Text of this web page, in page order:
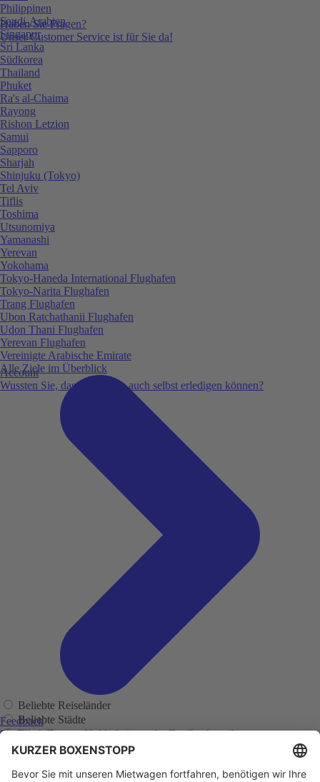
Haben Sie Fragen?
Unser Customer Service ist für Sie da!
Account
Wussten Sie, dass Sie vieles auch selbst erledigen können?
Feedback
Sie haben Fragen, Unklarheiten oder Feedback zu ihrer
zurückliegenden Buchung?
Philippinen
Saudi-Arabien
Singapur
Sri Lanka
Südkorea
Thailand
Phuket
Ra's al-Chaima
Rayong
Rishon Letzion
Samui
Sapporo
Sharjah
Shinjuku (Tokyo)
Tel Aviv
Tiflis
Toshima
Utsunomiya
Yamanashi
Yerevan
Yokohama
Tokyo-Haneda International Flughafen
Tokyo-Narita Flughafen
Trang Flughafen
Ubon Ratchathanii Flughafen
Udon Thani Flughafen
Yerevan Flughafen
Vereinigte Arabische Emirate
Alle Ziele im Überblick
Beliebte Reiseländer
Beliebte Städte
Flughäfen
Regionen
Adelaide Flughafen